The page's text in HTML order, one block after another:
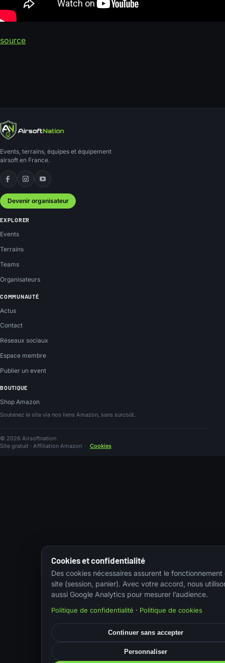
source
Events, terrains, équipes et équipement
airsoft en France.
Facebook
Instagram
YouTube
Devenir organisateur
EXPLORER
Events
Terrains
Teams
Organisateurs
COMMUNAUTÉ
Actus
Contact
Réseaux sociaux
Espace membre
Publier un event
BOUTIQUE
Shop Amazon
Soutenez le site via nos liens Amazon, sans surcoût.
© 2026 Airsoftnation
Site gratuit · Affiliation Amazon · Cookies
Cookies et confidentialité
Des cookies nécessaires assurent le fonctionnement
site (session, panier). Avec votre accord, nous
aussi Google Analytics pour mesurer l’audience.
Politique de confidentialité · Politique de cookies
Continuer sans accepter
Personnaliser